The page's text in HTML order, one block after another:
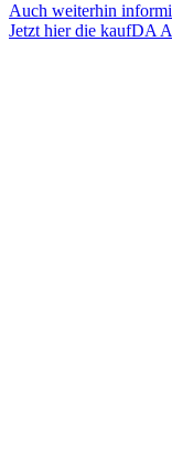
Auch weiterhin
Jetzt hier die kaufDA